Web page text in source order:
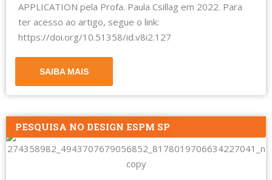
APPLICATION pela Profa. Paula Csillag em 2022. Para
ter acesso ao artigo, segue o link:
https://doi.org/10.51358/id.v8i2.127
SAIBA MAIS
PESQUISA NO DESIGN ESPM SP